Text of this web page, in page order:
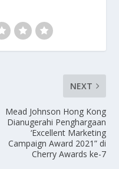
NEXT
Mead Johnson Hong Kong
Dianugerahi Penghargaan
‘Excellent Marketing
Campaign Award 2021” di
Cherry Awards ke-7